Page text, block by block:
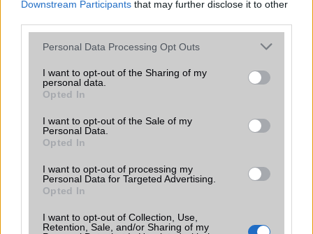
Downstream Participants that may further disclose it to other
Please note that this website/app uses one or more Google
not limited to your visit or usage behaviour. You may click to
grant or deny consent to Google and its third-party tags to
use your data for below specified purposes in below Google
consent section.
Personal Data Processing Opt Outs
I want to opt-out of the Sharing of my
personal data.
Opted In
I want to opt-out of the Sale of my
Personal Data.
Opted In
I want to opt-out of processing my
Personal Data for Targeted Advertising.
Opted In
I want to opt-out of Collection, Use,
Retention, Sale, and/or Sharing of my
Xiaomi
Összes márka
Mennyibe kerül
Keressen a telefonboltok ajánlatai között!